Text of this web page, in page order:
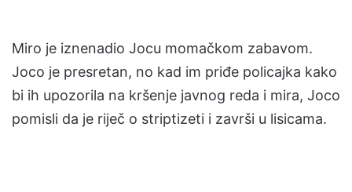
Miro je iznenadio Jocu momačkom zabavom.
Joco je presretan, no kad im priđe policajka kako
bi ih upozorila na kršenje javnog reda i mira, Joco
pomisli da je riječ o striptizeti i završi u lisicama.